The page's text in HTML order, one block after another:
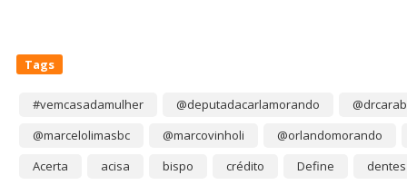
Tags
#vemcasadamulher @deputadacarlamorando
@marcelolimasbc
@marcovinholi
@orlandomorando
Acerta
acisa bispo crédito Define dentes